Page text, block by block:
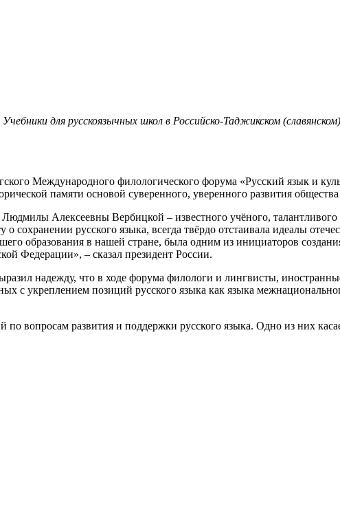
Учебники для русскоязычных школ в Российско-Таджикском
Международного филологического форума «Русский язык и
памяти основой суверенного, уверенного развития общества
Алексеевны Вербицкой – известного учёного, талантливого
сохранении русского языка, всегда твёрдо отстаивала идеалы
образования в нашей стране, была одним из инициаторов
Федерации», – сказал президент России.
надежду, что в ходе форума филологи и лингвисты,
с укреплением позиций русского языка как языка
по вопросам развития и поддержки русского языка. Одно из них